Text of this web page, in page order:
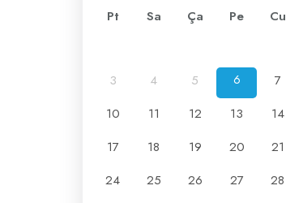
Pt Sa Ça Pe Cu
3
4 5 6 7
10
11 12 13 14
17
18 19 20 21
24
25 26 27 28